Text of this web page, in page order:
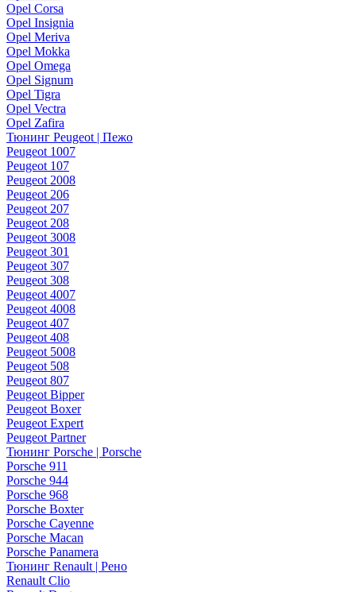
Opel Corsa
Opel Insignia
Opel Meriva
Opel Mokka
Opel Omega
Opel Signum
Opel Tigra
Opel Vectra
Opel Zafira
Тюнинг Peugeot | Пежо
Peugeot 1007
Peugeot 107
Peugeot 2008
Peugeot 206
Peugeot 207
Peugeot 208
Peugeot 3008
Peugeot 301
Peugeot 307
Peugeot 308
Peugeot 4007
Peugeot 4008
Peugeot 407
Peugeot 408
Peugeot 5008
Peugeot 508
Peugeot 807
Peugeot Bipper
Peugeot Boxer
Peugeot Expert
Peugeot Partner
Тюнинг Porsche | Porsche
Porsche 911
Porsche 944
Porsche 968
Porsche Boxter
Porsche Cayenne
Porsche Macan
Porsche Panamera
Тюнинг Renault | Рено
Renault Clio